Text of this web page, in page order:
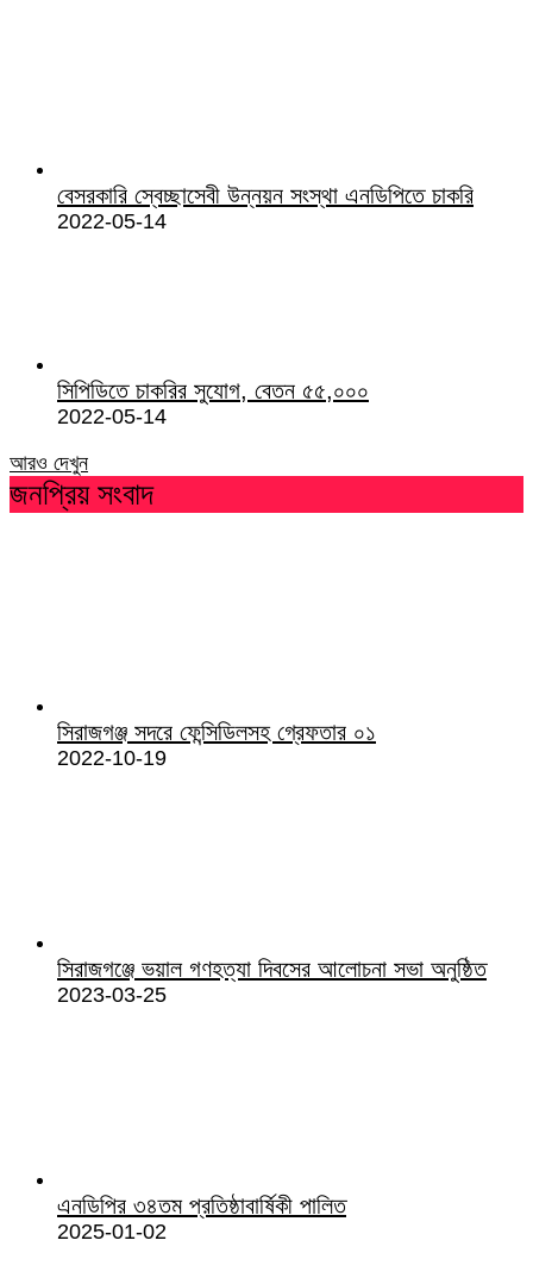
বেসরকারি স্বেচ্ছাসেবী উন্নয়ন সংস্থা এনডিপিতে চাকরি
2022-05-14
সিপিডিতে চাকরির সুযোগ, বেতন ৫৫,০০০
2022-05-14
আরও দেখুন
জনপ্রিয় সংবাদ
সিরাজগঞ্জ সদরে ফেন্সিডিলসহ গ্রেফতার ০১
2022-10-19
সিরাজগঞ্জে ভয়াল গণহত্যা দিবসের আলোচনা সভা অনুষ্ঠিত
2023-03-25
এনডিপির ৩৪তম প্রতিষ্ঠাবার্ষিকী পালিত
2025-01-02